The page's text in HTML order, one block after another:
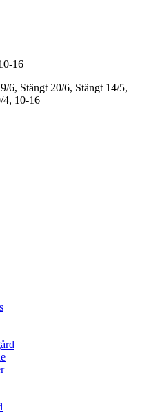
16
6, Stängt 20/6, Stängt 14/5,
4, 10-16